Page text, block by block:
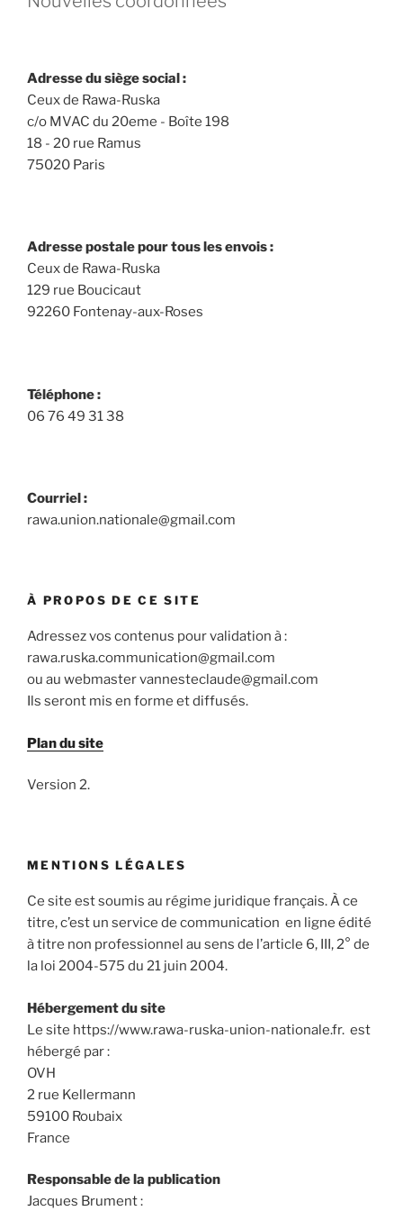
Adresse du siège social :
Ceux de Rawa-Ruska
c/o MVAC du 20eme - Boîte 198
18 - 20 rue Ramus
75020 Paris
Adresse postale pour tous les envois :
Ceux de Rawa-Ruska
129 rue Boucicaut
92260 Fontenay-aux-Roses
Téléphone :
06 76 49 31 38
Courriel :
rawa.union.nationale@gmail.com
À PROPOS DE CE SITE
Adressez vos contenus pour validation à :
rawa.ruska.communication@gmail.com
ou au webmaster vannesteclaude@gmail.com
Ils seront mis en forme et diffusés.
Plan du site
Version 2.
MENTIONS LÉGALES
Ce site est soumis au régime juridique français. À ce
titre, c’est un service de communication en ligne édité
à titre non professionnel au sens de l’article 6, III, 2° de
la loi 2004-575 du 21 juin 2004.
Hébergement du site
Le site https://www.rawa-ruska-union-nationale.fr. est
hébergé par :
OVH
2 rue Kellermann
59100 Roubaix
France
Responsable de la publication
Jacques Brument :